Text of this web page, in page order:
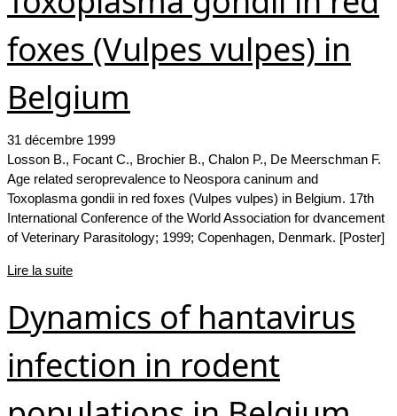
foxes (Vulpes vulpes) in
Belgium
31 décembre 1999
Losson B., Focant C., Brochier B., Chalon P., De Meerschman F.
Age related seroprevalence to Neospora caninum and
Toxoplasma gondii in red foxes (Vulpes vulpes) in Belgium. 17th
International Conference of the World Association for dvancement
of Veterinary Parasitology; 1999; Copenhagen, Denmark. [Poster]
Lire la suite
Dynamics of hantavirus
infection in rodent